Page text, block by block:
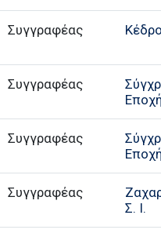
Συγγραφέας
Συγγραφέας
Συγγραφέας
Συγγραφέας
Σ. Ι.